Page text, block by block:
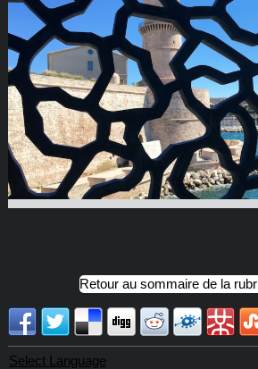
Retour au sommaire de la
Select Language